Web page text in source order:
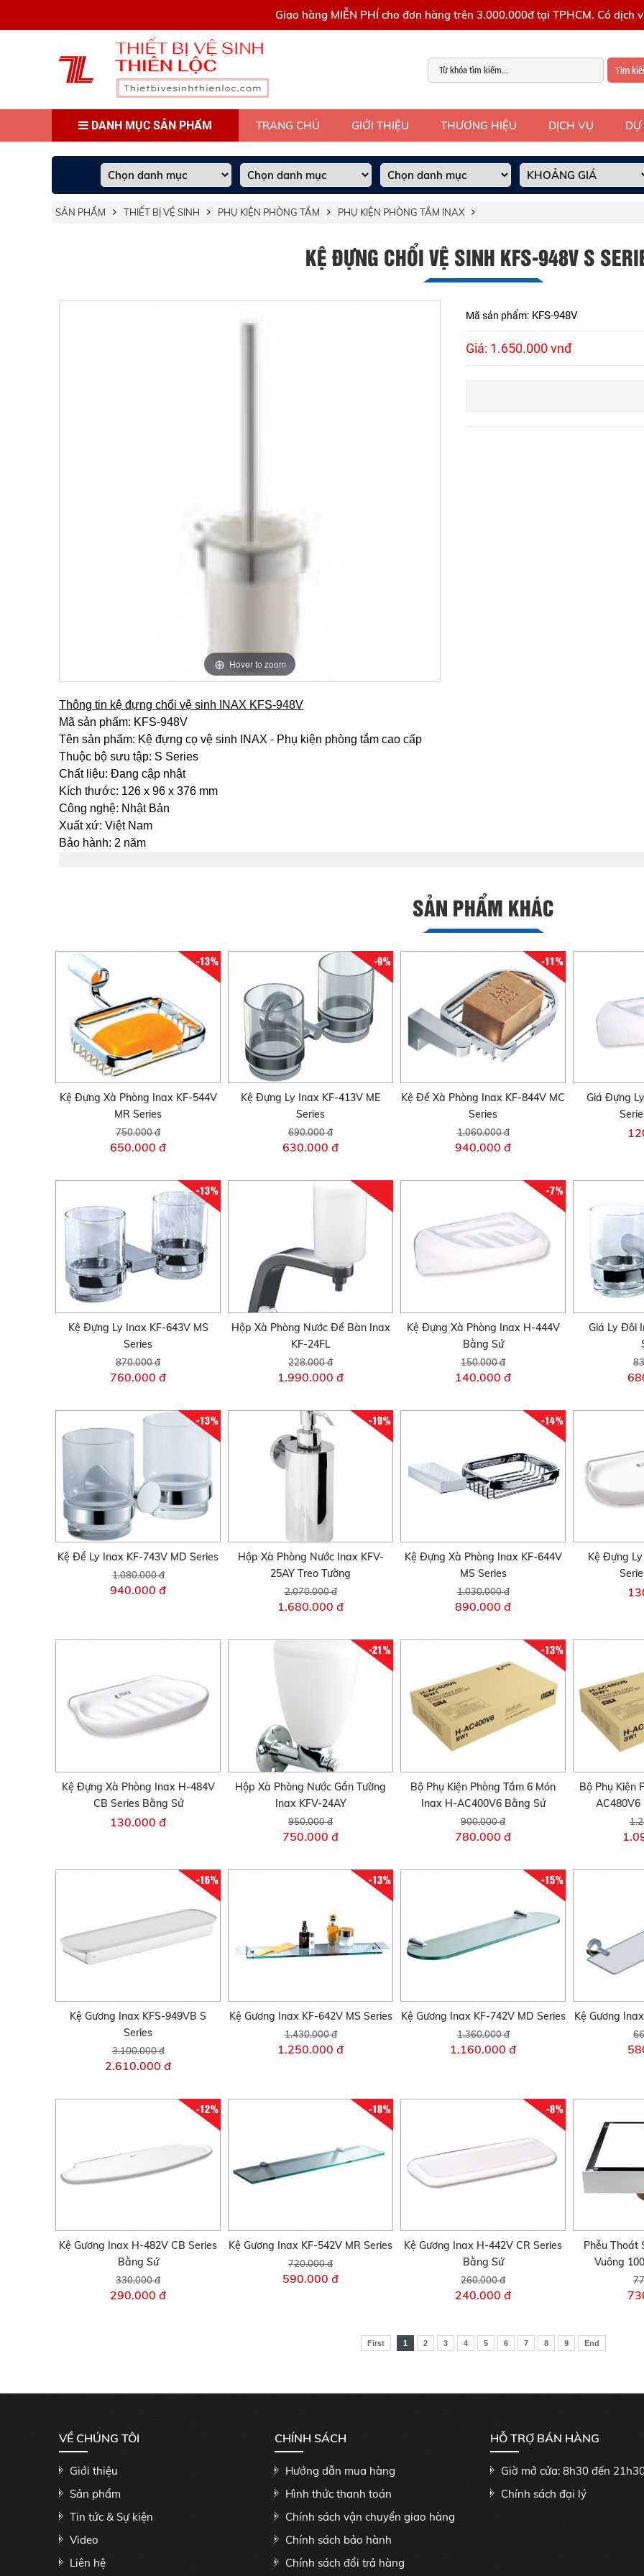
Giao hàng MIỄN PHÍ cho đơn hàng trên 3.000.000đ tại TPHCM. Có dịch
Tìm
DANH MỤC SẢN PHẨM TRANG CHỦ GIỚI THIỆU THƯƠNG HIỆU DỊCH VỤ
SẢN PHẨM THIẾT BỊ VỆ SINH PHỤ KIỆN PHÒNG TẮM PHỤ KIỆN PHÒNG TẮM INAX
KỆ ĐỰNG CHỔI VỆ SINH KFS-948V S
Hover to zoom
Mã sản phẩm: KFS-948V
Giá: 1.650.000 vnđ
Thông tin kệ đựng chổi vệ sinh INAX KFS-948V
Mã sản phẩm: KFS-948V
Tên sản phẩm: Kệ đựng cọ vệ sinh INAX - Phụ kiện phòng tắm cao cấp
Thuộc bộ sưu tập: S Series
Chất liệu: Đang cập nhật
Kích thước: 126 x 96 x 376 mm
Công nghệ: Nhật Bản
Xuất xứ: Việt Nam
Bảo hành: 2 năm
SẢN PHẨM KHÁC
-13%
Kệ Đựng Xà Phòng Inax KF-544V
MR Series
750.000 đ
650.000 đ
-9%
Kệ Đựng Ly Inax KF-413V ME
Series
690.000 đ
630.000 đ
-11%
Kệ Để Xà Phòng Inax KF-844V MC
Series
1.060.000 đ
940.000 đ
Giá Đựng
-13%
Kệ Đựng Ly Inax KF-643V MS
Series
870.000 đ
760.000 đ
Hộp Xà Phòng Nước Để Bàn Inax
KF-24FL
228.000 đ
1.990.000 đ
-7%
Kệ Đựng Xà Phòng Inax H-444V
Bằng Sứ
150.000 đ
140.000 đ
Giá Ly Đôi
-13%
Kệ Để Ly Inax KF-743V MD Series
1.080.000 đ
940.000 đ
-19%
Hộp Xà Phòng Nước Inax KFV-
25AY Treo Tường
2.070.000 đ
1.680.000 đ
-14%
Kệ Đựng Xà Phòng Inax KF-644V
MS Series
1.030.000 đ
890.000 đ
Kệ Đựng
Kệ Đựng Xà Phòng Inax H-484V
CB Series Bằng Sứ
130.000 đ
-21%
Hộp Xà Phòng Nước Gắn Tường
Inax KFV-24AY
950.000 đ
750.000 đ
-13%
Bộ Phụ Kiện Phòng Tắm 6 Món
Inax H-AC400V6 Bằng Sứ
900.000 đ
780.000 đ
Bộ Phụ Kiện
AC480V6
-16%
Kệ Gương Inax KFS-949VB S
Series
3.100.000 đ
2.610.000 đ
-13%
Kệ Gương Inax KF-642V MS Series
1.430.000 đ
1.250.000 đ
-15%
Kệ Gương Inax KF-742V MD Series
1.360.000 đ
1.160.000 đ
Kệ Gương
-12%
Kệ Gương Inax H-482V CB Series
Bằng Sứ
330.000 đ
290.000 đ
-18%
Kệ Gương Inax KF-542V MR Series
720.000 đ
590.000 đ
-8%
Kệ Gương Inax H-442V CR Series
Bằng Sứ
260.000 đ
240.000 đ
Phễu Thoát
Vuông
First 1 2 3 4 5 6 7 8 9 End
VỀ CHÚNG TÔI
Giới thiệu
Sản phẩm
Tin tức & Sự kiện
Video
Liên hệ
CHÍNH SÁCH
Hướng dẫn mua hàng
Hình thức thanh toán
Chính sách vận chuyển giao hàng
Chính sách bảo hành
Chính sách đổi trả hàng
HỖ TRỢ BÁN HÀNG
Giờ mở cửa: 8h30 đến
Chính sách đại lý